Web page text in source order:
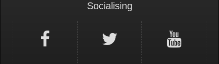
Socialising